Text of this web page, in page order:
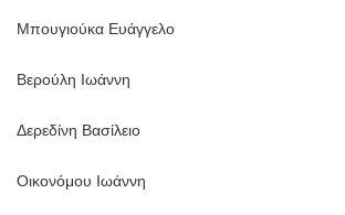
Μπουγιούκα Ευάγγελο
Βερούλη Ιωάννη
Δερεδίνη Βασίλειο
Οικονόμου Ιωάννη